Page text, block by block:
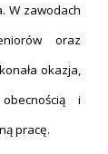
W zawodach
oraz
okazja,
i
pracę.